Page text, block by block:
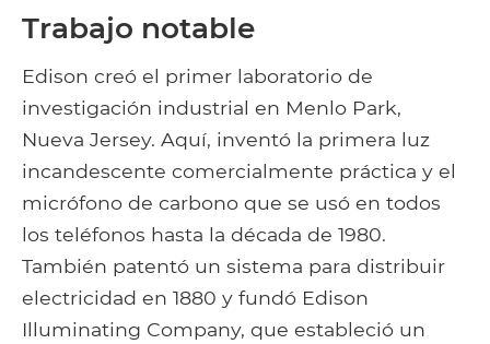
Trabajo notable
Edison creó el primer laboratorio de
investigación industrial en Menlo Park,
Nueva Jersey. Aquí, inventó la primera luz
incandescente comercialmente práctica y el
micrófono de carbono que se usó en todos
los teléfonos hasta la década de 1980.
También patentó un sistema para distribuir
electricidad en 1880 y fundó Edison
Illuminating Company, que estableció un